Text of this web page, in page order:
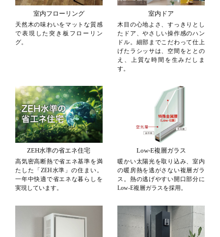
室内フローリング
天然木の味わいをマットな質感
で表現した突き板フローリン
グ。
室内ドア
木目の心地よさ、すっきりとし
たドア、やさしい操作感のハン
ドル。細部までこだわって仕上
げたラシッサは、空間をととの
え、上質な時間を生みだしま
す。
ZEH水準の省エネ住宅
高気密高断熱で省エネ基準を満
たした「ZEH水準」の住まい。
一年中快適で省エネな暮らしを
実現しています。
Low-E複層ガラス
暖かい太陽光を取り込み、室内
の暖房熱を逃がさない複層ガラ
ス。熱の逃げやすい開口部分に
Low-E複層ガラスを採用。